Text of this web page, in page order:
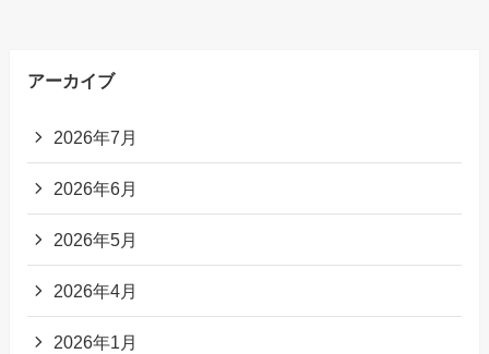
アーカイブ
2026年7月
2026年6月
2026年5月
2026年4月
2026年1月